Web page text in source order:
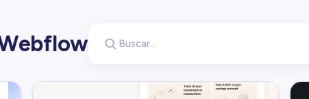
Buscar plantillas